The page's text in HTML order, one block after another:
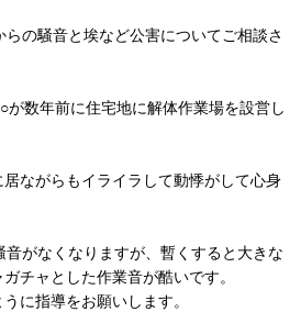
の騒音と埃など公害についてご相談さ
が数年前に住宅地に解体作業場を設営し
ながらもイライラして動悸がして心身
がなくなりますが、暫くすると大きな
チャとした作業音が酷いです。
に指導をお願いします。